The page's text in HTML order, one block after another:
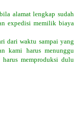
alamat lengkap sudah
expedisi memilik biaya
dari waktu sampai yang
kami harus menunggu
memproduksi dulu